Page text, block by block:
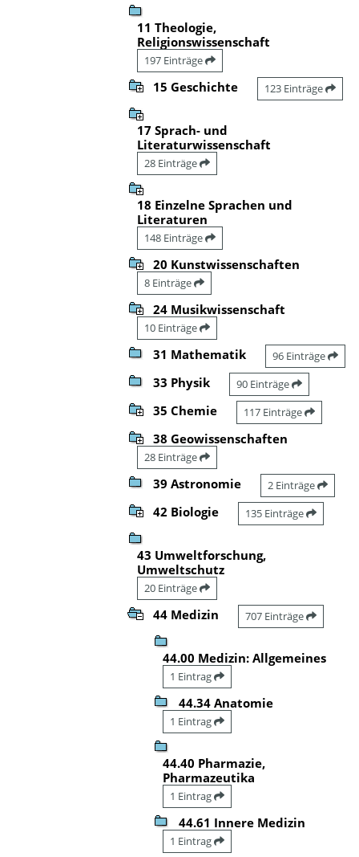
11 Theologie,
Religionswissenschaft
197 Einträge
15 Geschichte 123 Einträge
17 Sprach- und
Literaturwissenschaft
28 Einträge
18 Einzelne Sprachen und
Literaturen
148 Einträge
20 Kunstwissenschaften
8 Einträge
24 Musikwissenschaft
10 Einträge
31 Mathematik 96 Einträge
33 Physik 90 Einträge
35 Chemie 117 Einträge
38 Geowissenschaften
28 Einträge
39 Astronomie 2 Einträge
42 Biologie 135 Einträge
43 Umweltforschung,
Umweltschutz
20 Einträge
44 Medizin 707 Einträge
44.00 Medizin: Allgemeines
1 Eintrag
44.34 Anatomie
1 Eintrag
44.40 Pharmazie,
Pharmazeutika
1 Eintrag
44.61 Innere Medizin
1 Eintrag